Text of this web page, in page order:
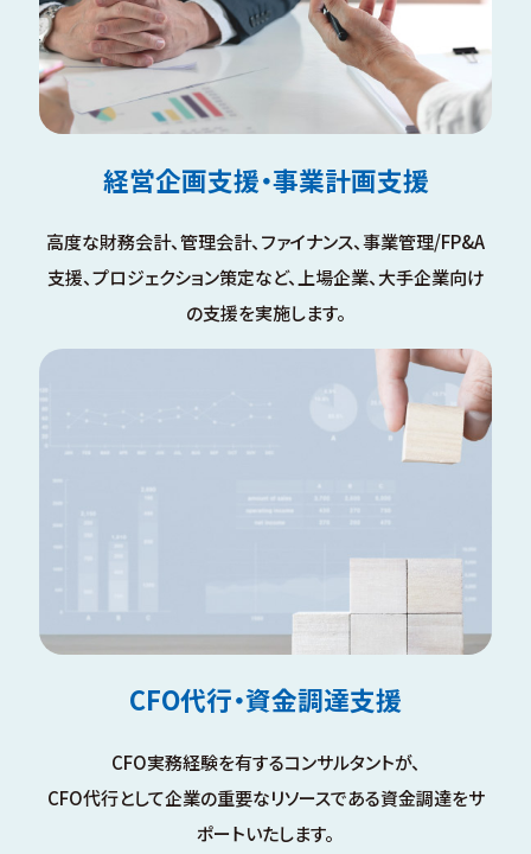
経営企画支援・事業計画支援
高度な財務会計、管理会計、ファイナンス、事業管理/FP&A
支援、プロジェクション策定など、上場企業、大手企業向け
の支援を実施します。
CFO代行・資金調達支援
CFO実務経験を有するコンサルタントが、
CFO代行として企業の重要なリソースである資金調達をサ
ポートいたします。